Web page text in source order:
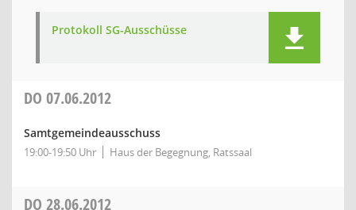
Protokoll SG-Ausschüsse
DO 07.06.2012
Samtgemeindeausschuss
19:00-19:50 Uhr Haus der Begegnung, Ratssaal
DO 28.06.2012